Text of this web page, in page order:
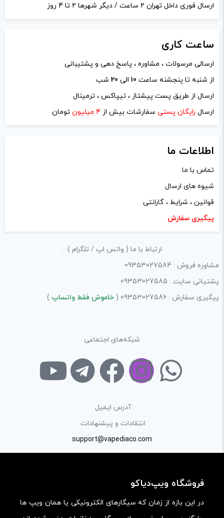
نام*
ایمیل*
ذخیره نام، ایمیل و وبسایت من در مرورگر برای زمانی که دوباره
دیدگاهی می‌نویسم.
لازم است محتوای ارسالی منطبق برعرف و شئونات جامعه و با
بیانی رسمی و عاری از لحن تند، تمسخرو توهین باشد.
از ارسال لینک‌های سایت‌های دیگر و ارایه‌ی اطلاعات شخصی
خودتان مثل شماره تماس، ایمیل و آی‌دی شبکه‌های اجتماعی
پرهیز کنید.
در نظر داشته باشید هدف نهایی از ارائه‌ی نظر درباره‌ی کالا
با توجه به ساختار بخش نظرات، از پرسیدن سوال یا درخواست
راهنمایی در این بخش خودداری کرده و سوالات خود را در بخش
«پرسش و پاسخ» مطرح کنید.
امکانات و قابلیت ها:
ارسال فوری داخل تهران 2 ساعت / دیگر شهرها 2 تا 4 روز
ساعت کاری
ارسالی مرسولات ، مشاوره ، پاسخ دهی و پشتیبانی
از شنبه تا پنجشنه ساعت 10 الی 20 شب
ارسال از طریق پست پیشتاز ، تیپاکس ، ترمینال
ارسال رایگان پستی سفارشات بیش از 4 میلیون تومان
اطلاعات ما
تماس با ما
شیوه های ارسال
قوانین ، شرایط ، گارانتی
پیگیری سفارش
ارتباط با ما ( واتس اپ / تلگرام ) :
مشاوره فروش : 09353027584
پشتیانی سایت : 09353027585
پیگیری سفارش : 09353027586 (
خاموش فقط واتساپ )
شبکه‌های اجتماعی
آدرس ایمیل
انتقادات و پیشنهادات
support@vapediaco.com
فروشگاه ویپ‌دیاکو
در این بازه از زمان که سیگارهای الکترونیکی یا همان ویپ ها